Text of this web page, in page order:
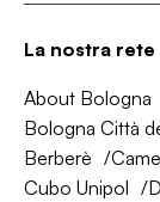
La nostra rete
About Bologna
Bologna Città
Berberè
Cubo Unipol